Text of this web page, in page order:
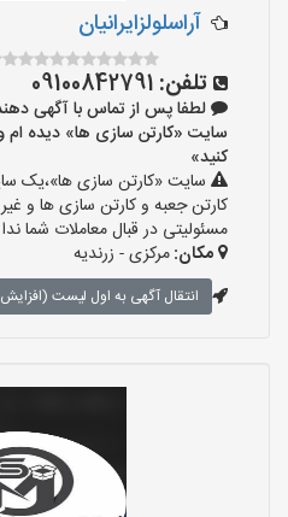
آراسلولزایرانیان
تلفن: 09100842791
لطفا پس از تماس با آگهی
کنید»
سایت «کارتن سازی ها»،یک
کارتن جعبه و کارتن سازی ها و
مسئولیتی در قبال معاملات شما
مکان:مرکزی - زرندیه
انتقال آگهی به اول لیست (افزایش